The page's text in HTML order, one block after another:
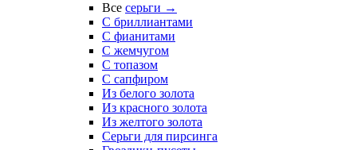
Все серьги →
С бриллиантами
С фианитами
С жемчугом
С топазом
С сапфиром
Из белого золота
Из красного золота
Из желтого золота
Серьги для пирсинга